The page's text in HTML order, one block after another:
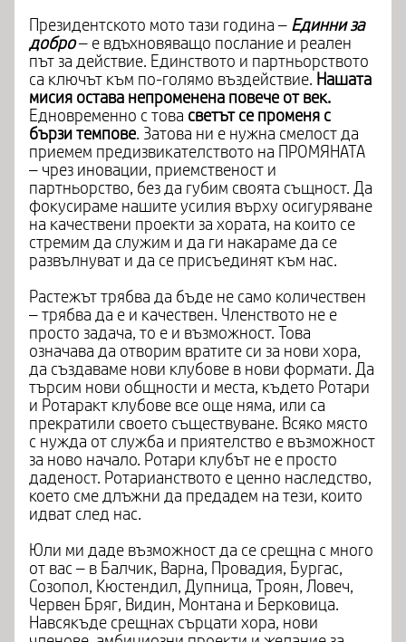
Президентското мото тази година – Единни за
добро– е вдъхновяващо послание и реален
път за действие. Единството и партньорството
са ключът към по-голямо въздействие. Нашата
мисия остава непроменена повече от век.
Едновременно с това светът се променя с
бързи темпове. Затова ни е нужна смелост да
приемем предизвикателството на ПРОМЯНАТА
– чрез иновации, приемственост и
партньорство, без да губим своята същност. Да
фокусираме нашите усилия върху осигуряване
на качествени проекти за хората, на които се
стремим да служим и да ги накараме да се
развълнуват и да се присъединят към нас.
Растежът трябва да бъде не само количествен
– трябва да е и качествен. Членството не е
просто задача, то е и възможност. Това
означава да отворим вратите си за нови хора,
да създаваме нови клубове в нови формати. Да
търсим нови общности и места, където Ротари
и Ротаракт клубове все още няма, или са
прекратили своето съществуване. Всяко място
с нужда от служба и приятелство е възможност
за ново начало. Ротари клубът не е просто
даденост. Ротарианството е ценно наследство,
което сме длъжни да предадем на тези, които
идват след нас.
Юли ми даде възможност да се срещна с много
от вас – в Балчик, Варна, Провадия, Бургас,
Созопол, Кюстендил, Дупница, Троян, Ловеч,
Червен Бряг, Видин, Монтана и Берковица.
Навсякъде срещнах сърцати хора, нови